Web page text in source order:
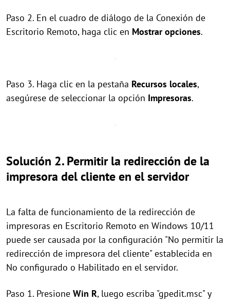
Paso 2. En el cuadro de diálogo de la Conexión de
Escritorio Remoto, haga clic en Mostrar opciones.
Paso 3. Haga clic en la pestaña Recursos locales,
asegúrese de seleccionar la opción Impresoras.
Solución 2. Permitir la redirección de la
impresora del cliente en el servidor
La falta de funcionamiento de la redirección de
impresoras en Escritorio Remoto en Windows 10/11
puede ser causada por la configuración "No permitir la
redirección de impresora del cliente" establecida en
No configurado o Habilitado en el servidor.
Paso 1. Presione Win R, luego escriba "gpedit.msc" y